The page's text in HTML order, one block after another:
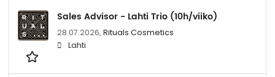
Sales Advisor - Lahti Trio (10h/viiko)
28.07.2026, Rituals Cosmetics
Lahti